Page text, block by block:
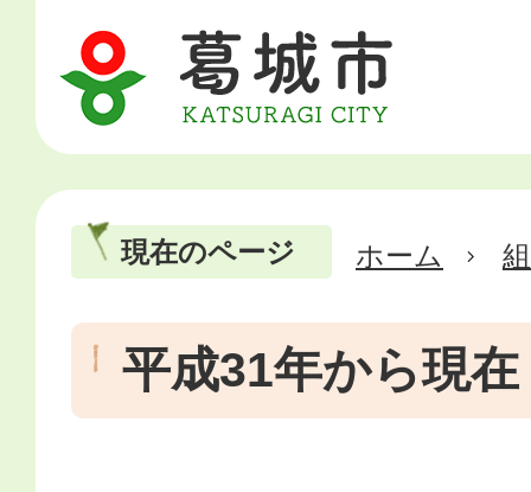
現在のページ ホーム
平成31年から現在